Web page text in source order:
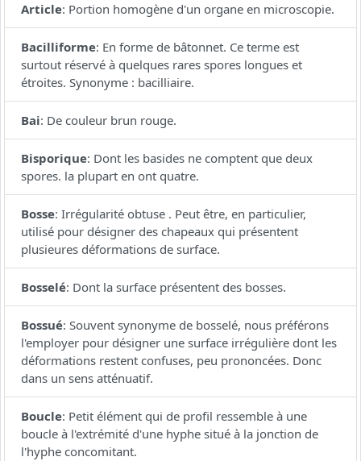
Article: Portion homogène d'un organe en microscopie.
Bacilliforme: En forme de bâtonnet. Ce terme est
surtout réservé à quelques rares spores longues et
étroites. Synonyme : bacilliaire.
Bai: De couleur brun rouge.
Bisporique: Dont les basides ne comptent que deux
spores. la plupart en ont quatre.
Bosse: Irrégularité obtuse . Peut être, en particulier,
utilisé pour désigner des chapeaux qui présentent
plusieures déformations de surface.
Bosselé: Dont la surface présentent des bosses.
Bossué: Souvent synonyme de bosselé, nous préférons
l'employer pour désigner une surface irrégulière dont les
déformations restent confuses, peu prononcées. Donc
dans un sens atténuatif.
Boucle: Petit élément qui de profil ressemble à une
boucle à l'extrémité d'une hyphe situé à la jonction de
l'hyphe concomitant.